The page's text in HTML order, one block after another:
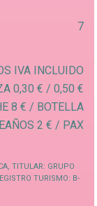
7
IVA INCLUIDO
0,30 € / 0,50 €
8 € / BOTELLA
2 € / PAX
TITULAR: GRUPO
TURISMO: B-